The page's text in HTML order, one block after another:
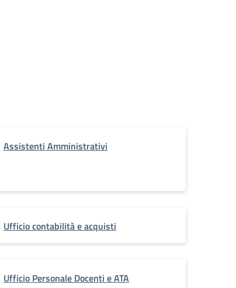
Assistenti Amministrativi
Ufficio contabilità e acquisti
Ufficio Personale Docenti e ATA